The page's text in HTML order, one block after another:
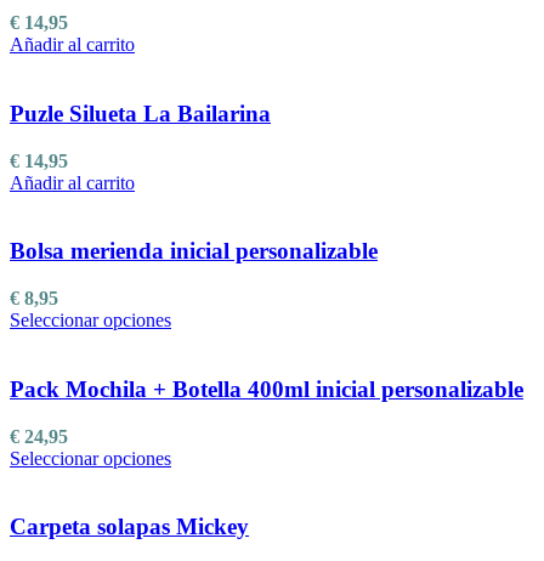
elegir
en
€ 14,95
Añadir al carrito
Puzle Silueta La Bailarina
€ 14,95
Añadir al carrito
Bolsa merienda inicial personalizable
€ 8,95
Seleccionar opcionesEste
múltiples
variantes.
se
elegir
en
Pack Mochila + Botella 400ml inicial personalizable
€ 24,95
Seleccionar opcionesEste
múltiples
variantes.
Carpeta solapas Mickey